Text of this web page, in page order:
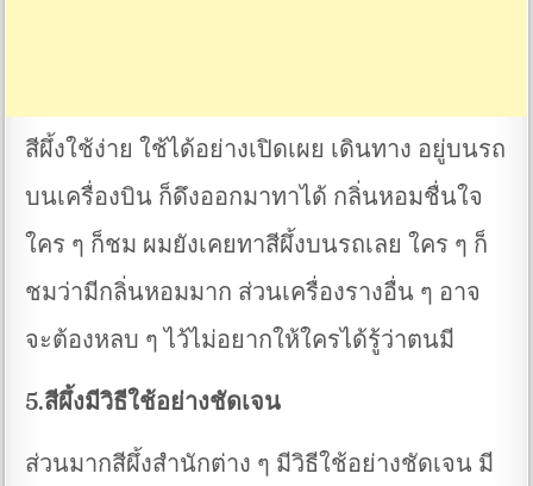
สีผึ้งใช้ง่าย ใช้ได้อย่างเปิดเผย เดินทาง อยู่บนรถ
บนเครื่องบิน ก็ดึงออกมาทาได้ กลิ่นหอมชื่นใจ
ใคร ๆ ก็ชม ผมยังเคยทาสีผึ้งบนรถเลย ใคร ๆ ก็
ชมว่ามีกลิ่นหอมมาก ส่วนเครื่องรางอื่น ๆ อาจ
จะต้องหลบ ๆ ไว้ไม่อยากให้ใครได้รู้ว่าตนมี
5.สีผึ้งมีวิธีใช้อย่างชัดเจน
ส่วนมากสีผึ้งสำนักต่าง ๆ มีวิธีใช้อย่างชัดเจน มี